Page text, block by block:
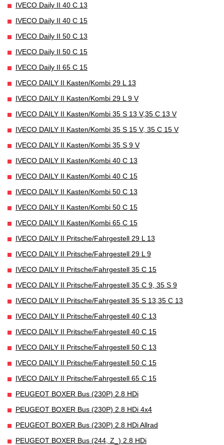
IVECO Daily II 40 C 13
IVECO Daily II 40 C 15
IVECO Daily II 50 C 13
IVECO Daily II 50 C 15
IVECO Daily II 65 C 15
IVECO DAILY II Kasten/Kombi 29 L 13
IVECO DAILY II Kasten/Kombi 29 L 9 V
IVECO DAILY II Kasten/Kombi 35 S 13 V,35 C 13 V
IVECO DAILY II Kasten/Kombi 35 S 15 V, 35 C 15 V
IVECO DAILY II Kasten/Kombi 35 S 9 V
IVECO DAILY II Kasten/Kombi 40 C 13
IVECO DAILY II Kasten/Kombi 40 C 15
IVECO DAILY II Kasten/Kombi 50 C 13
IVECO DAILY II Kasten/Kombi 50 C 15
IVECO DAILY II Kasten/Kombi 65 C 15
IVECO DAILY II Pritsche/Fahrgestell 29 L 13
IVECO DAILY II Pritsche/Fahrgestell 29 L 9
IVECO DAILY II Pritsche/Fahrgestell 35 C 15
IVECO DAILY II Pritsche/Fahrgestell 35 C 9, 35 S 9
IVECO DAILY II Pritsche/Fahrgestell 35 S 13,35 C 13
IVECO DAILY II Pritsche/Fahrgestell 40 C 13
IVECO DAILY II Pritsche/Fahrgestell 40 C 15
IVECO DAILY II Pritsche/Fahrgestell 50 C 13
IVECO DAILY II Pritsche/Fahrgestell 50 C 15
IVECO DAILY II Pritsche/Fahrgestell 65 C 15
PEUGEOT BOXER Bus (230P) 2.8 HDi
PEUGEOT BOXER Bus (230P) 2.8 HDi 4x4
PEUGEOT BOXER Bus (230P) 2.8 HDi Allrad
PEUGEOT BOXER Bus (244, Z_) 2.8 HDi